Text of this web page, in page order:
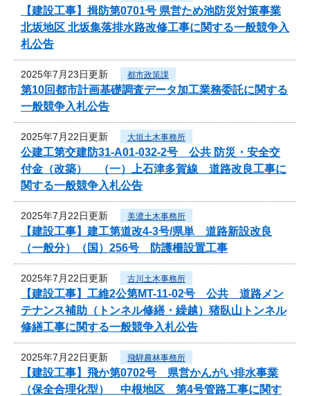
【建設工事】揖防第0701号 県営ため池防災対策事業
北坂地区 北坂集落排水路改修工事に関する一般競争入
札公告
2025年7月23日更新 都市政策課
第10回都市計画基礎調査データ加工業務委託に関する
一般競争入札公告
2025年7月22日更新 大垣土木事務所
公建工第交建防31-A01-032-2号 公共 防災・安全交
付金（改築） （一）上石津多賀線 道路改良工事に
関する一般競争入札公告
2025年7月22日更新 美濃土木事務所
【建設工事】建工第道改4-3号/県単 道路新設改良
（一般分）（国）256号 防護柵設置工事
2025年7月22日更新 古川土木事務所
【建設工事】工維2公第MT-11-02号 公共 道路メン
テナンス補助（トンネル修繕・繰越）猪臥山トンネル
修繕工事に関する一般競争入札公告
2025年7月22日更新 飛騨農林事務所
【建設工事】飛か第0702号 県営かんがい排水事業
（保全合理化型） 中根地区 第4号管路工事に関す